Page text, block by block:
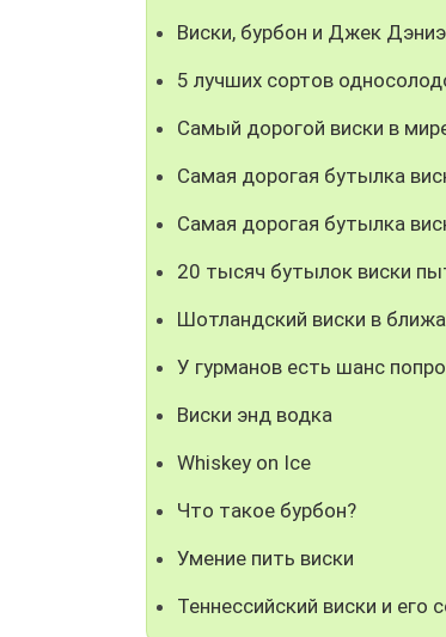
Виски, бурбон и Джек
5 лучших сортов
Самый дорогой виски в
Самая дорогая бутылка
Самая дорогая бутылка
20 тысяч бутылок виски
Шотландский виски в
У гурманов есть шанс
Виски энд водка
Whiskey on Ice
Что такое бурбон?
Умение пить виски
Теннессийский виски и его